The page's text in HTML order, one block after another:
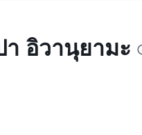
อิวานุยามะ